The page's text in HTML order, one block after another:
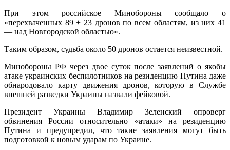
При этом российское Минобороны сообщало о
«перехваченных 89 + 23 дронов по всем областям, из них 41
— над Новгородской областью».
Таким образом, судьба около 50 дронов остается неизвестной.
Минобороны РФ через двое суток после заявлений о якобы
атаке украинских беспилотников на резиденцию Путина даже
обнародовало карту движения дронов, которую в Службе
внешней разведки Украины назвали фейковой.
Президент Украины Владимир Зеленский опроверг
обвинения России относительно «атаки» на резиденцию
Путина и предупредил, что такие заявления могут быть
подготовкой к новым ударам по Украине.